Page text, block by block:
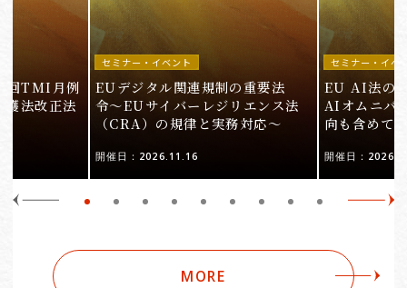
回TMI月例
護法改正法
セミナー・イベント
EUデジタル関連規制の重要法
令〜EUサイバーレジリエンス法
（CRA）の規律と実務対応〜
開催日：2026.11.16
セミナー・イベ
EU AI法の
AIオムニバ
向も含めて
開催日：
MORE